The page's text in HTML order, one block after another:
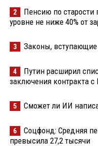
2
Пенсию по старости
уровне не ниже 40% от
3 Законы, вступающие
4
Путин расширил
заключения контракта
5 Сможет ли ИИ
6
Соцфонд: Средняя
превысила 27,2 тысячи